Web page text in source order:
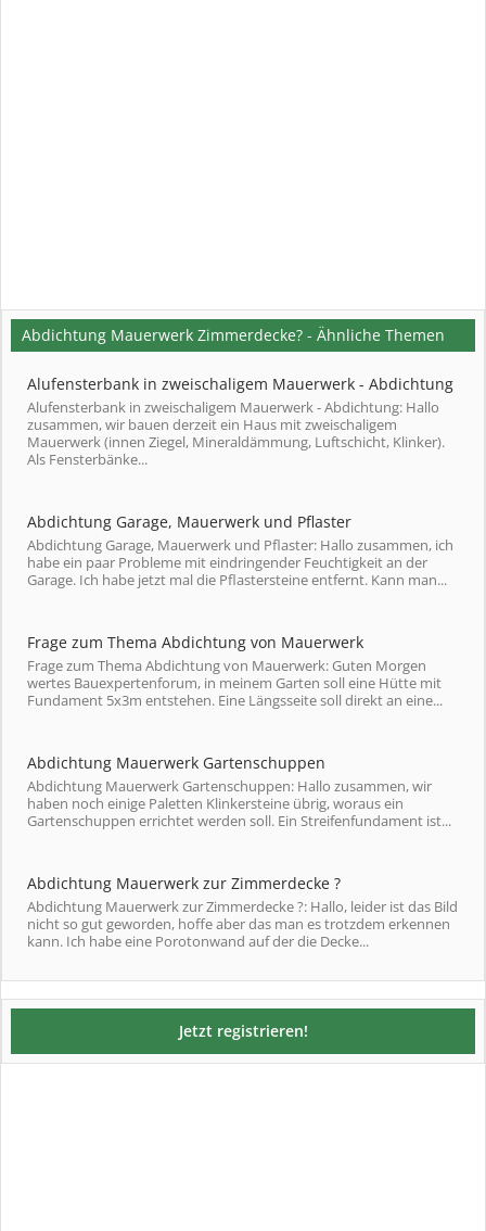
Abdichtung Mauerwerk Zimmerdecke? - Ähnliche Themen
Alufensterbank in zweischaligem Mauerwerk - Abdichtung
Alufensterbank in zweischaligem Mauerwerk - Abdichtung: Hallo
zusammen, wir bauen derzeit ein Haus mit zweischaligem
Mauerwerk (innen Ziegel, Mineraldämmung, Luftschicht, Klinker).
Als Fensterbänke...
Abdichtung Garage, Mauerwerk und Pflaster
Abdichtung Garage, Mauerwerk und Pflaster: Hallo zusammen, ich
habe ein paar Probleme mit eindringender Feuchtigkeit an der
Garage. Ich habe jetzt mal die Pflastersteine entfernt. Kann man...
Frage zum Thema Abdichtung von Mauerwerk
Frage zum Thema Abdichtung von Mauerwerk: Guten Morgen
wertes Bauexpertenforum, in meinem Garten soll eine Hütte mit
Fundament 5x3m entstehen. Eine Längsseite soll direkt an eine...
Abdichtung Mauerwerk Gartenschuppen
Abdichtung Mauerwerk Gartenschuppen: Hallo zusammen, wir
haben noch einige Paletten Klinkersteine übrig, woraus ein
Gartenschuppen errichtet werden soll. Ein Streifenfundament ist...
Abdichtung Mauerwerk zur Zimmerdecke ?
Abdichtung Mauerwerk zur Zimmerdecke ?: Hallo, leider ist das Bild
nicht so gut geworden, hoffe aber das man es trotzdem erkennen
kann. Ich habe eine Porotonwand auf der die Decke...
Jetzt registrieren!